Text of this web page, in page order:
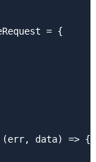
= {
data) => {